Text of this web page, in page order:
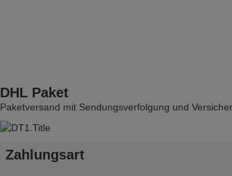
DHL Paket
Paketversand mit Sendungsverfolgung und
Zahlungsart